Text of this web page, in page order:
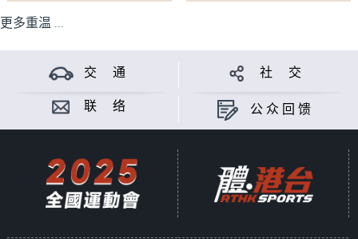
更多重温 ...
交 通 社 交
联 络 公众回馈